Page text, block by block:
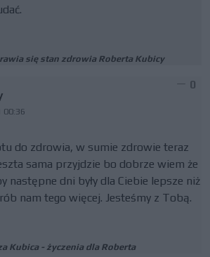
się stan zdrowia Roberta Kubicy
00:36
0
do zdrowia, w sumie zdrowie teraz
sama przyjdzie bo dobrze wiem że
następne dni były dla Ciebie lepsze niż
nam tego więcej. Jesteśmy z Tobą.
Kubica - życzenia dla Roberta